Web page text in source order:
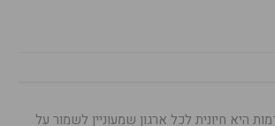
היא חיונית לכל ארגון שמעוניין לשמור על